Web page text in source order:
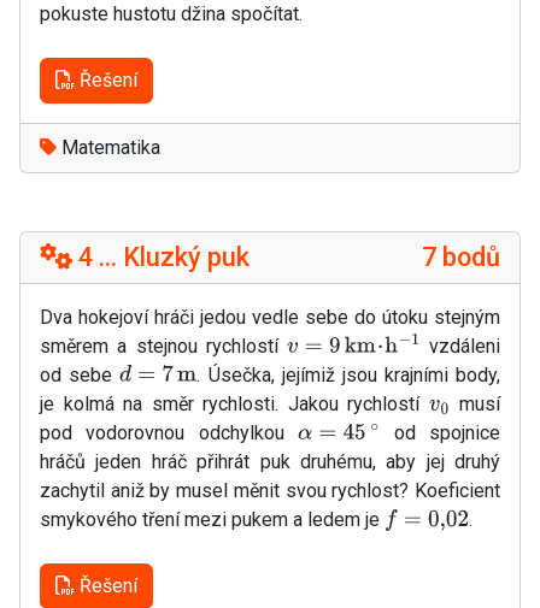
pokuste hustotu džina spočítat.
Řešení
Matematika
4 ... Kluzký puk 7 bodů
Dva hokejoví hráči jedou vedle sebe do útoku stejným
směrem a stejnou rychlostív=9km ⋅h−1
vzdáleni
od sebed=7m
. Úsečka, jejímiž jsou krajními body,
je kolmá na směr rychlosti. Jakou rychlostí v0 musí
pod vodorovnou odchylkou α= 45 ∘
od spojnice
hráčů jeden hráč přihrát puk druhému, aby jej druhý
zachytil aniž by musel měnit svou rychlost? Koeficient
smykového tření mezi pukem a ledem je f= 0,02 .
Řešení